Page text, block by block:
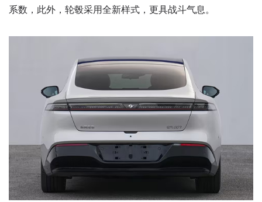
系数，此外，轮毂采用全新样式，更具战斗气息。